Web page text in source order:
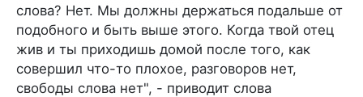
слова? Нет. Мы должны держаться подальше от
подобного и быть выше этого. Когда твой отец
жив и ты приходишь домой после того, как
совершил что-то плохое, разговоров нет,
свободы слова нет", - приводит слова